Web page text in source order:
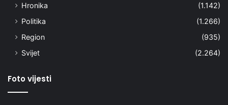
Hronika
(1.142)
Politika
(1.266)
Region
(935)
Svijet
(2.264)
Foto vijesti